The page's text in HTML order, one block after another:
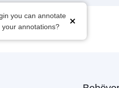
you can annotate
annotations?